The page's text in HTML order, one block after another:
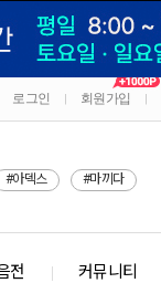
로그인 회원가입
#아덱스 #마끼다
전 커뮤니티